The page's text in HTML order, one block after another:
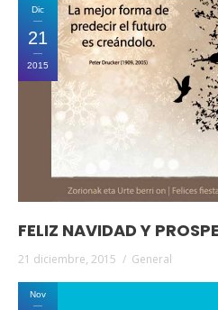
Dic
21
2015
FELIZ NAVIDAD Y
21 diciembre, 2015 General
Nov